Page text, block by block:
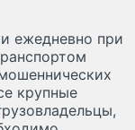
ежедневно при
крупные